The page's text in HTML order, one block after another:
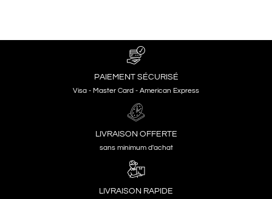
PAIEMENT SÉCURISÉ
Visa - Master Card - American Express
LIVRAISON OFFERTE
sans minimum d'achat
LIVRAISON RAPIDE